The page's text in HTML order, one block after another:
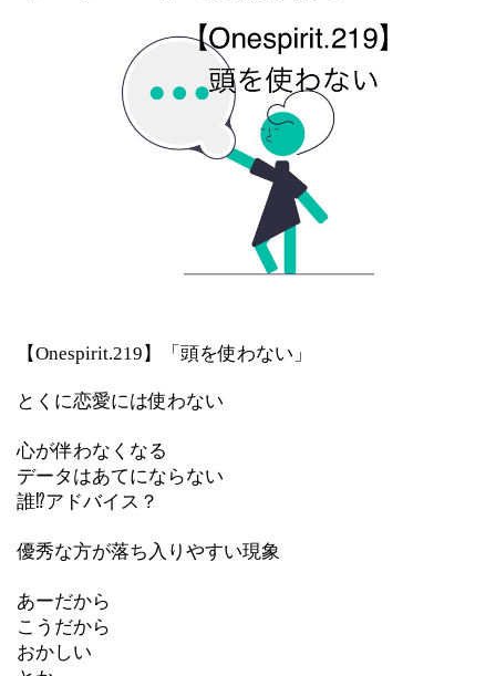
【Onespirit.219】「頭を使わない」
とくに恋愛には使わない
心が伴わなくなる
データはあてにならない
誰⁉︎アドバイス？
優秀な方が落ち入りやすい現象
あーだから
こうだから
おかしい